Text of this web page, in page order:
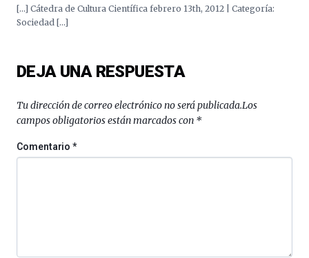
por
la
[…] Cátedra de Cultura Científica febrero 13th, 2012 | Categoría:
Sociedad […]
DEJA UNA RESPUESTA
Tu dirección de correo electrónico no será publicada.Los
campos obligatorios están marcados con *
Comentario*